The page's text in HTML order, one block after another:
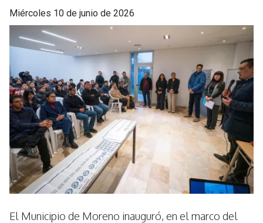
miércoles 10 de junio de 2026
El Municipio de Moreno inauguró, en el marco del